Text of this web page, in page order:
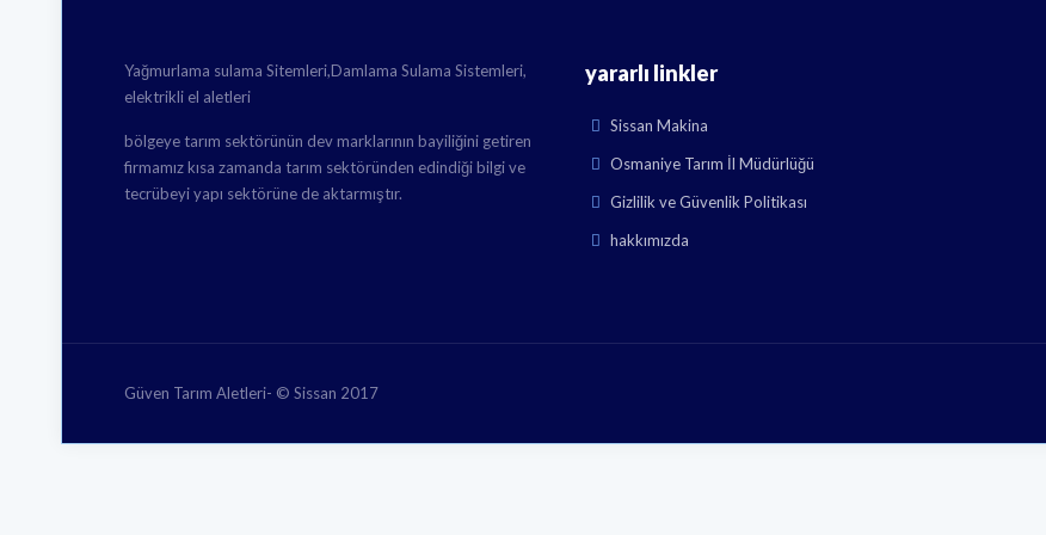
Yağmurlama sulama Sitemleri,Damlama Sulama Sistemleri,
elektrikli el aletleri
bölgeye tarım sektörünün dev marklarının bayiliğini getiren
firmamız kısa zamanda tarım sektöründen edindiği bilgi ve
tecrübeyi yapı sektörüne de aktarmıştır.
yararlı linkler
Sissan Makina
Osmaniye Tarım İl Müdürlüğü
Gizlilik ve Güvenlik Politikası
hakkımızda
Güven Tarım Aletleri- © Sissan 2017